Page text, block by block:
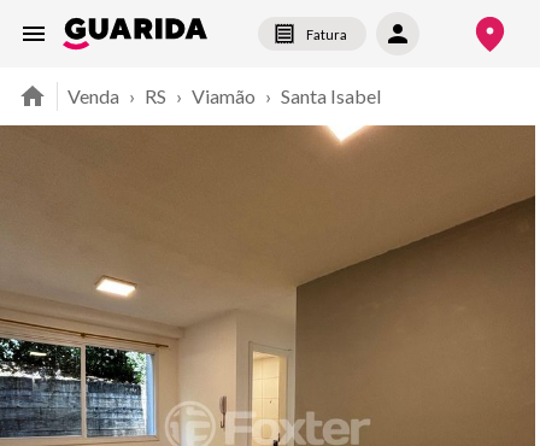
Fatura
Venda › RS › Viamão › Santa Isabel